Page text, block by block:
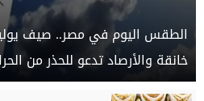
الطقس اليوم في مصر.. صيف
خانقة والأرصاد تدعو للحذر من